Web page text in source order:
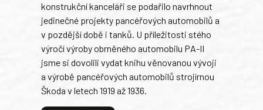
konstrukční kanceláři se podařilo navrhnout
jedinečné projekty pancéřových automobilů a
v pozdější době i tanků. U příležitosti stého
výročí výroby obrněného automobilu PA-II
jsme si dovolili vydat knihu věnovanou vývoji
a výrobě pancéřových automobilů strojírnou
Škoda v letech 1919 až 1936.